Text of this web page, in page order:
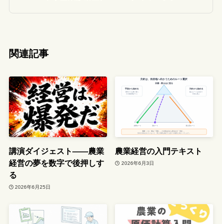
関連記事
講演ダイジェスト――農業
経営の夢を数字で後押しす
る
2026年6月25日
農業経営の入門テキスト
2026年6月3日